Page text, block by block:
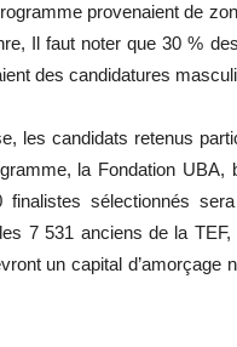
provenaient de
Il faut noter que 30 %
des candidatures
les candidats retenus
la Fondation UBA,
finalistes sélectionnés
7 531 anciens de la
un capital d’amorçage